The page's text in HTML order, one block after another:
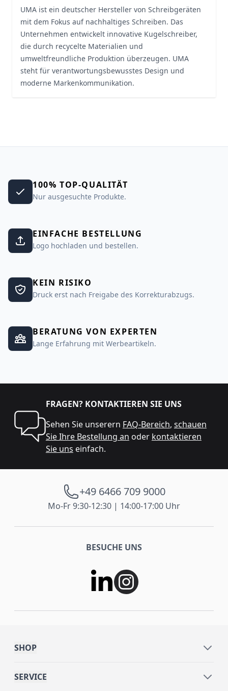
UMA ist ein deutscher Hersteller von Schreibgeräten
mit dem Fokus auf nachhaltiges Schreiben. Das
Unternehmen entwickelt innovative Kugelschreiber,
die durch recycelte Materialien und
umweltfreundliche Produktion überzeugen. UMA
steht für verantwortungsbewusstes Design und
moderne Markenkommunikation.
100% TOP-QUALITÄT
Nur ausgesuchte Produkte.
EINFACHE BESTELLUNG
Logo hochladen und bestellen.
KEIN RISIKO
Druck erst nach Freigabe des Korrekturabzugs.
BERATUNG VON EXPERTEN
Lange Erfahrung mit Werbeartikeln.
FRAGEN? KONTAKTIEREN SIE UNS
Sehen Sie unserern FAQ-Bereich, schauen
Sie Ihre Bestellung an oder kontaktieren
Sie uns einfach.
+49 6466 709 9000
Mo-Fr 9:30-12:30 | 14:00-17:00 Uhr
BESUCHE UNS
SHOP
SERVICE